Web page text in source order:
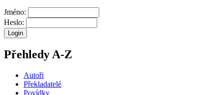
Jméno:
Heslo:
Přehledy A-Z
Autoři
Překladatelé
Povídky